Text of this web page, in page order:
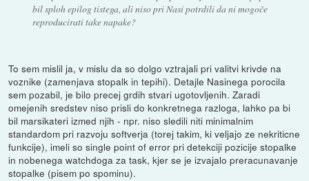
bil sploh epilog tistega, ali niso pri Nasi potrdili da ni mogoče
reproducirati take napake?
To sem mislil ja, v mislu da so dolgo vztrajali pri valitvi krivde na
voznike (zamenjava stopalk in tepihi). Detajle Nasinega porocila
sem pozabil, je bilo precej grdih stvari ugotovljenih. Zaradi
omejenih sredstev niso prisli do konkretnega razloga, lahko pa bi
bil marsikateri izmed njih - npr. niso sledili niti minimalnim
standardom pri razvoju softverja (torej takim, ki veljajo ze nekriticne
funkcije), imeli so single point of error pri detekciji pozicije stopalke
in nobenega watchdoga za task, kjer se je izvajalo preracunavanje
stopalke (pisem po spominu).